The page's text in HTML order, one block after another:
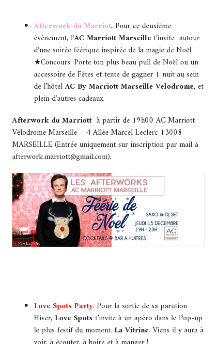
Afterwork du Marriot. Pour ce deuxième
évènement, l’AC Marriott Marseille t’invite autour
d’une soirée féérique inspirée de la magie de Noël.
★Concours: Porte ton plus beau pull de Noël ou un
accessoire de Fêtes et tente de gagner 1 nuit au sein
de l’hôtelAC By Marriott Marseille Velodrome, et
plein d’autres cadeaux.
Afterwork du Marriott à partir de 19h00 AC Marriott
Vélodrome Marseille – 4 Allée Marcel Leclerc 13008
MARSEILLE (Entrée uniquement sur inscription par mail à
afterwork.marriott@gmail.com).
Love Spots Party. Pour la sortie de sa parution
Hiver, Love Spots t’invite à un apéro dans le Pop-up
le plus festif du moment, La Vitrine. Viens il y aura à